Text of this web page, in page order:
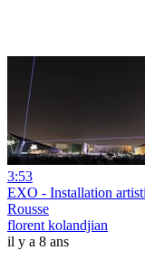
3:53
EXO - Installation
Rousse
florent kolandjian
il y a 8 ans